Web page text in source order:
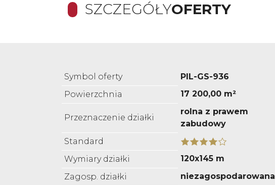
SZCZEGÓŁYOFERTY
Symbol oferty
PIL-GS-936
Powierzchnia
17 200,00 m²
Przeznaczenie działki
rolna z prawem
zabudowy
Standard
Wymiary działki
120x145 m
Zagosp. działki
niezagospodarowana